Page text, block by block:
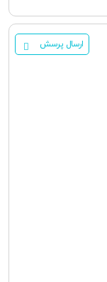
ارسال پرسش